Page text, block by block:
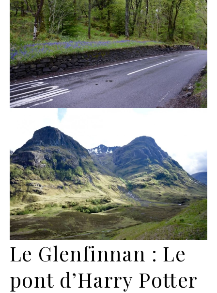
Le Glenfinnan : Le
pont d’Harry Potter